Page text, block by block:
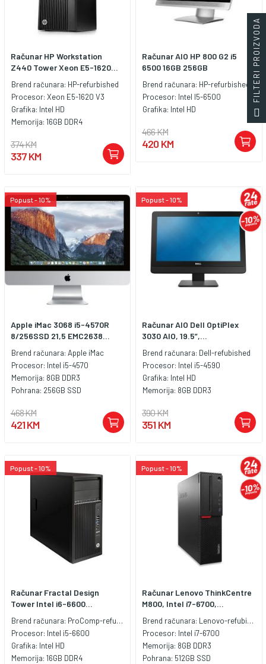
Računar HP Workstation
Z440 Tower Xeon E5-1620...
Brend računara: HP-refurbished
Procesor: Xeon E5-1620 V3
Grafika: Intel HD
Memorija: 16GB DDR4
374 KM
337 KM
Računar AIO HP 800 G2 i5
6500 16GB 256GB
Brend računara: HP-refurbished
Procesor: Intel I5-6500
Grafika: Intel HD
466 KM
420 KM
Popust - 10%
Apple iMac 3068 i5-4570R
8/256SSD 21,5 EMC2638...
Brend računara: Apple iMac
Procesor: Intel i5-4570
Memorija: 8GB DDR3
Pohrana: 256GB SSD
468 KM
421 KM
Popust - 10%
Računar AIO Dell OptiPlex
3030 AIO, 19.5”,...
Brend računara: Dell-refubished
Procesor: Intel i5-4590
Grafika: Intel HD
Memorija: 8GB DDR3
390 KM
351 KM
Popust - 10%
Računar Fractal Design
Tower Intel i6-6600...
Brend računara: ProComp-refubished
Procesor: Intel i5-6600
Grafika: Intel HD
Memorija: 16GB DDR4
Popust - 10%
Računar Lenovo ThinkCentre
M800, Intel i7-6700,...
Brend računara: Lenovo-refubished
Procesor: Intel i7-6700
Memorija: 8GB DDR3
Pohrana: 512GB SSD
FILTERI PROIZVODA